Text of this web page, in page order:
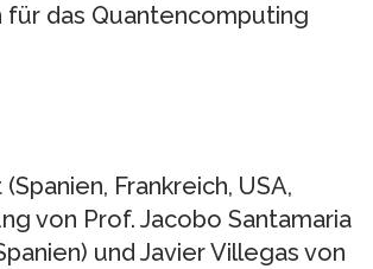
das Quantencomputing
Frankreich, USA,
von Prof. Jacobo Santamaria
und Javier Villegas von